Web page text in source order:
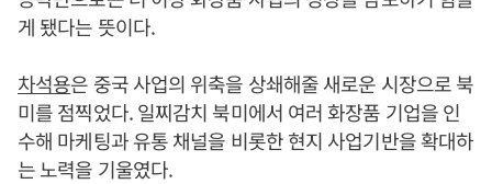
게 됐다는 뜻이다.
차석용은 중국 사업의 위축을 상쇄해줄 새로운 시장으로 북
미를 점찍었다. 일찌감치 북미에서 여러 화장품 기업을 인
수해 마케팅과 유통 채널을 비롯한 현지 사업기반을 확대하
는 노력을 기울였다.